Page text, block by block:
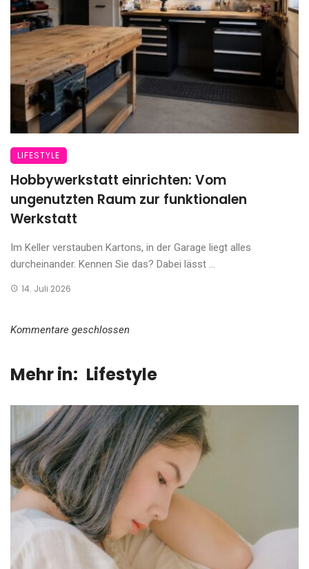
LIFESTYLE
Hobbywerkstatt einrichten: Vom
ungenutzten Raum zur funktionalen
Werkstatt
Im Keller verstauben Kartons, in der Garage liegt alles
durcheinander. Kennen Sie das? Dabei lässt ...
14. Juli 2026
Kommentare geschlossen
Mehr in: Lifestyle